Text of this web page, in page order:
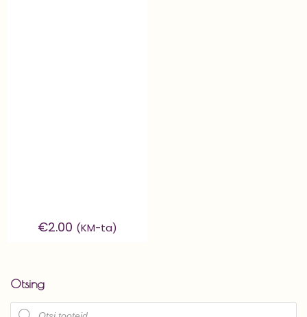
€2.00 (KM-ta)
Otsing
Products
search